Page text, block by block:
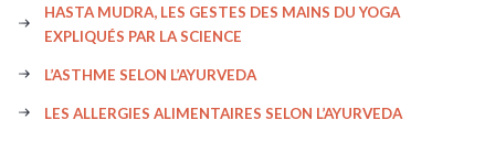
HASTA MUDRA, LES GESTES DES MAINS DU YOGA
EXPLIQUÉS PAR LA SCIENCE
L’ASTHME SELON L’AYURVEDA
LES ALLERGIES ALIMENTAIRES SELON L’AYURVEDA